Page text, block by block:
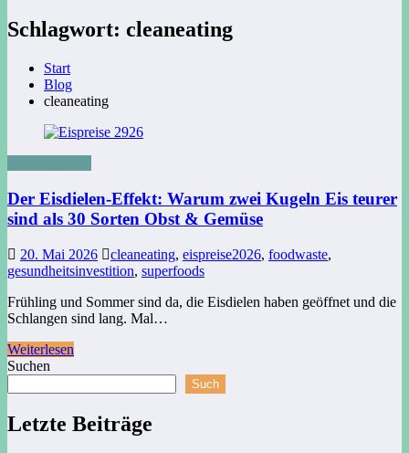
Schlagwort: cleaneating
Start
Blog
cleaneating
Der Eisdielen-Effekt: Warum zwei Kugeln Eis teurer
sind als 30 Sorten Obst & Gemüse
20. Mai 2026 cleaneating, eispreise2026, foodwaste,
gesundheitsinvestition, superfoods
Frühling und Sommer sind da, die Eisdielen haben geöffnet und die
Schlangen sind lang. Mal…
Weiterlesen
Suchen
Such
Letzte Beiträge